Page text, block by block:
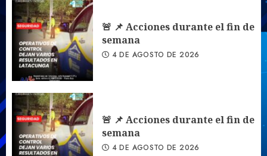
🚨 📌 Acciones durante el fin de
semana
4 DE AGOSTO DE 2026
🚨 📌 Acciones durante el fin de
semana
4 DE AGOSTO DE 2026